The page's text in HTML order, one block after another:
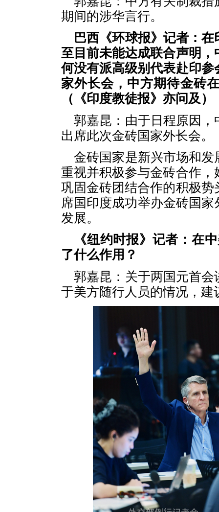
期间的涉华言行。
巴西《环球报》记者：
至目前未能达成联合声明
何没有派高级别代表赴印
家外长会，中方期待金砖
（《印度教徒报》亦问及）
郭嘉昆：由于日程原因
出席此次金砖国家外长会。
金砖国家是新兴市场和
重视并积极参与金砖合作
巩固金砖团结合作的积极
席国印度成功举办金砖国
发展。
《纽约时报》记者：在
了什么作用？
郭嘉昆：关于两国元首
于美方随行人员的情况，建